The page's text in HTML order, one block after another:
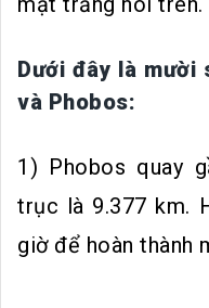
Dưới đây là mười
và Phobos:
1) Phobos quay
trục là 9.377 km.
giờ để hoàn thành